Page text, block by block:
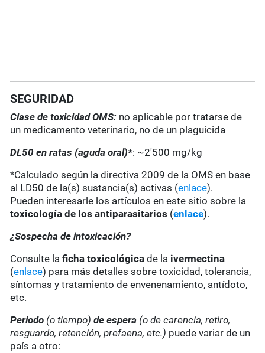
SEGURIDAD
Clase de toxicidad OMS: no aplicable por tratarse de
un medicamento veterinario, no de un plaguicida
DL50 en ratas (aguda oral)*: ~2'500 mg/kg
*Calculado según la directiva 2009 de la OMS en base
al LD50 de la(s) sustancia(s) activas (enlace).
Pueden interesarle los artículos en este sitio sobre la
toxicología de los antiparasitarios (enlace).
¿Sospecha de intoxicación?
Consulte laficha toxicológica de la ivermectina
(enlace) para más detalles sobre toxicidad, tolerancia,
síntomas y tratamiento de envenenamiento, antídoto,
etc.
Periodo (o tiempo) de espera (o de carencia, retiro,
resguardo, retención, prefaena, etc.) puede variar de un
país a otro: